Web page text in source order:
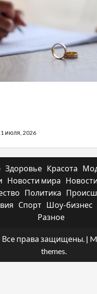
июля, 2026
Здоровье Красота
Новости мира
Политика
Спорт Шоу-бизнес
Разное
Все права защищены. |
themes.